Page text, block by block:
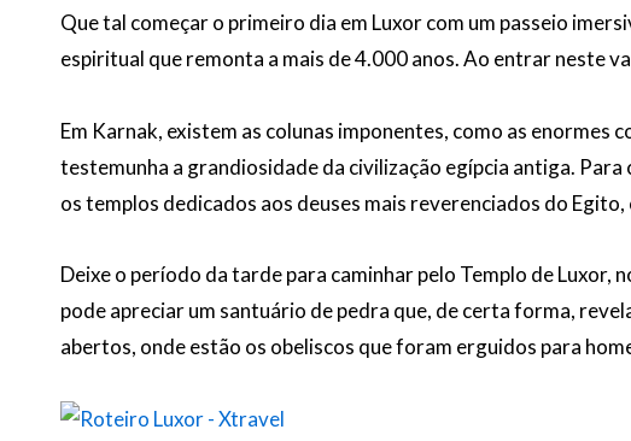
Que tal começar o primeiro dia em Luxor com um passeio
espiritual que remonta a mais de 4.000 anos. Ao entrar neste
Em Karnak, existem as colunas imponentes, como as
testemunha a grandiosidade da civilização egípcia antiga.
os templos dedicados aos deuses mais reverenciados do
Deixe o período da tarde para caminhar pelo Templo de Luxor,
pode apreciar um santuário de pedra que, de certa forma,
abertos, onde estão os obeliscos que foram erguidos para